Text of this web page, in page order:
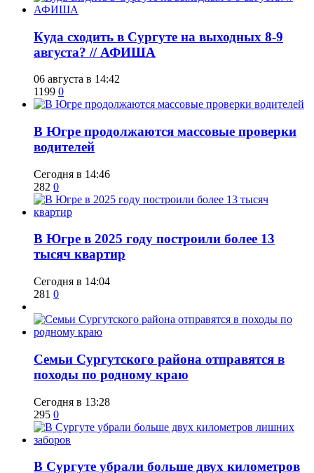
​Куда сходить в Сургуте на выходных 8-9
августа? // АФИША
06 августа в 14:42
1199 0
​В Югре продолжаются массовые проверки
водителей
Сегодня в 14:46
282 0
​В Югре в 2025 году построили более 13
тысяч квартир
Сегодня в 14:04
281 0
​Семьи Сургутского района отправятся в
походы по родному краю
Сегодня в 13:28
295 0
​В Сургуте убрали больше двух километров